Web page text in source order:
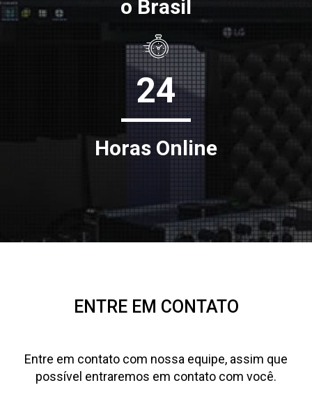
o Brasil
24
Horas Online
ENTRE EM CONTATO
Entre em contato com nossa equipe, assim que
possível entraremos em contato com você.